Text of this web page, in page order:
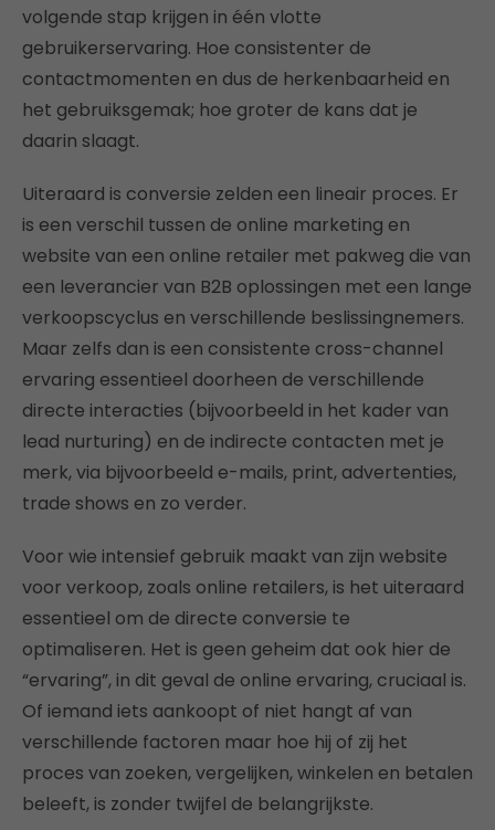
volgende stap krijgen in één vlotte
gebruikerservaring. Hoe consistenter de
contactmomenten en dus de herkenbaarheid en
het gebruiksgemak; hoe groter de kans dat je
daarin slaagt.
Uiteraard is conversie zelden een lineair proces. Er
is een verschil tussen de online marketing en
website van een online retailer met pakweg die van
een leverancier van B2B oplossingen met een lange
verkoopscyclus en verschillende beslissingnemers.
Maar zelfs dan is een consistente cross-channel
ervaring essentieel doorheen de verschillende
directe interacties (bijvoorbeeld in het kader van
lead nurturing) en de indirecte contacten met je
merk, via bijvoorbeeld e-mails, print, advertenties,
trade shows en zo verder.
Voor wie intensief gebruik maakt van zijn website
voor verkoop, zoals online retailers, is het uiteraard
essentieel om de directe conversie te
optimaliseren. Het is geen geheim dat ook hier de
“ervaring”, in dit geval de online ervaring, cruciaal is.
Of iemand iets aankoopt of niet hangt af van
verschillende factoren maar hoe hij of zij het
proces van zoeken, vergelijken, winkelen en betalen
beleeft, is zonder twijfel de belangrijkste.